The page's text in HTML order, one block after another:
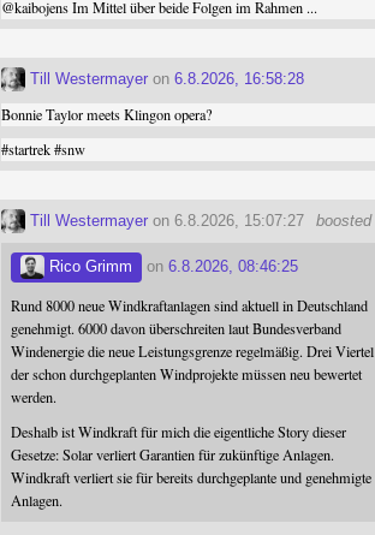
@kaibojensIm Mittel über beide Folgen im Rahmen ...
Till Westermayer on6.8.2026, 16:58:28
Bonnie Taylor meets Klingon opera?
#startrek #snw
boosted
Till Westermayer on 6.8.2026, 15:07:27
Rico Grimm on6.8.2026, 08:46:25
Rund 8000 neue Windkraftanlagen sind aktuell in Deutschland
genehmigt. 6000 davon überschreiten laut Bundesverband
Windenergie die neue Leistungsgrenze regelmäßig. Drei Viertel
der schon durchgeplanten Windprojekte müssen neu bewertet
werden.
Deshalb ist Windkraft für mich die eigentliche Story dieser
Gesetze: Solar verliert Garantien für zukünftige Anlagen.
Windkraft verliert sie für bereits durchgeplante und genehmigte
Anlagen.